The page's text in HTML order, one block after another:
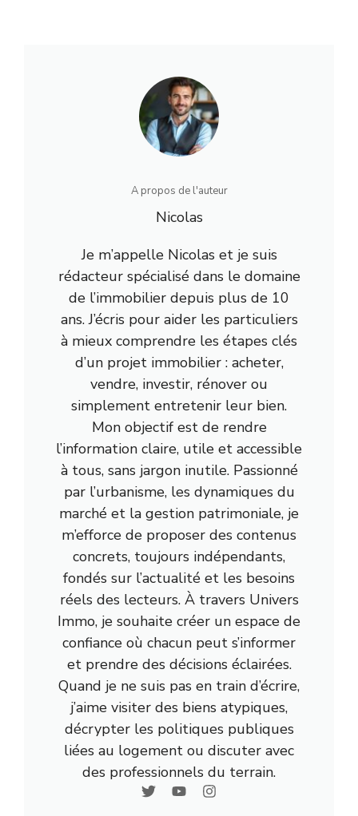
A propos de l'auteur
Nicolas
Je m’appelle Nicolas et je suis
rédacteur spécialisé dans le domaine
de l’immobilier depuis plus de 10
ans. J’écris pour aider les particuliers
à mieux comprendre les étapes clés
d’un projet immobilier : acheter,
vendre, investir, rénover ou
simplement entretenir leur bien.
Mon objectif est de rendre
l’information claire, utile et accessible
à tous, sans jargon inutile. Passionné
par l’urbanisme, les dynamiques du
marché et la gestion patrimoniale, je
m’efforce de proposer des contenus
concrets, toujours indépendants,
fondés sur l’actualité et les besoins
réels des lecteurs. À travers Univers
Immo, je souhaite créer un espace de
confiance où chacun peut s’informer
et prendre des décisions éclairées.
Quand je ne suis pas en train d’écrire,
j’aime visiter des biens atypiques,
décrypter les politiques publiques
liées au logement ou discuter avec
des professionnels du terrain.